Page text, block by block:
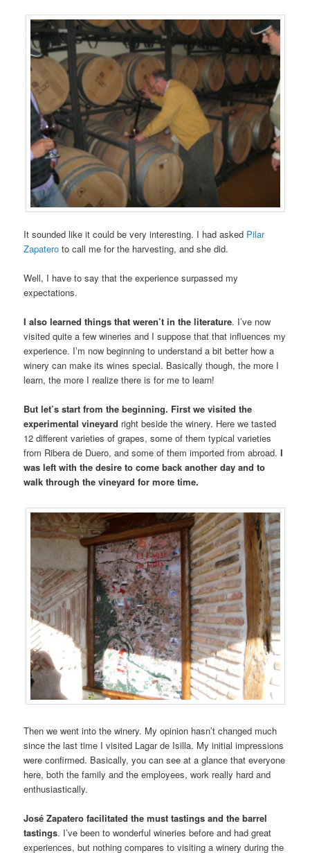
It sounded like it could be very interesting. I had asked Pilar
Zapatero to call me for the harvesting, and she did.
Well, I have to say that the experience surpassed my
expectations.
I also learned things that weren’t in the literature. I’ve now
visited quite a few wineries and I suppose that that influences my
experience. I’m now beginning to understand a bit better how a
winery can make its wines special. Basically though, the more I
learn, the more I realize there is for me to learn!
But let’s start from the beginning. First we visited the
experimental vineyard right beside the winery. Here we tasted
12 different varieties of grapes, some of them typical varieties
from Ribera de Duero, and some of them imported from abroad. I
was left with the desire to come back another day and to
walk through the vineyard for more time.
Then we went into the winery. My opinion hasn’t changed much
since the last time I visited Lagar de Isilla. My initial impressions
were confirmed. Basically, you can see at a glance that everyone
here, both the family and the employees, work really hard and
enthusiastically.
José Zapatero facilitated the must tastings and the barrel
tastings. I’ve been to wonderful wineries before and had great
experiences, but nothing compares to visiting a winery during the